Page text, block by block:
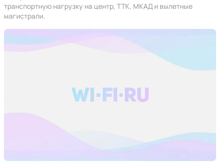
транспортную нагрузку на центр, ТТК, МКАД и вылетные
магистрали.